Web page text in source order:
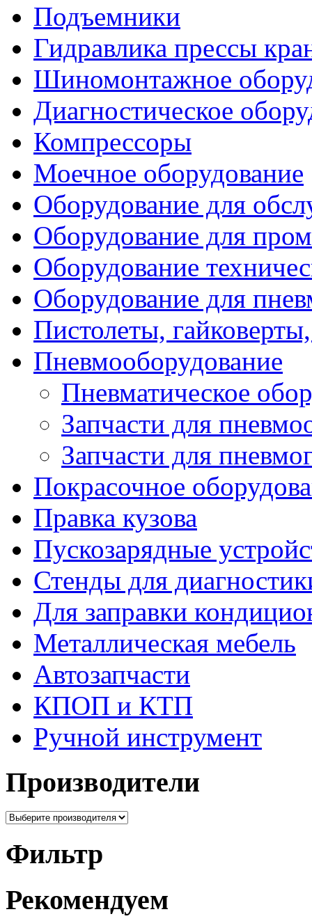
Подъемники
Гидравлика прессы
Шиномонтажное
Диагностическое
Компрессоры
Моечное оборудование
Оборудование для
Оборудование для
Оборудование
Оборудование для
Пистолеты,
Пневмооборудование
Пневматическое
Запчасти для
Запчасти для
Покрасочное
Правка кузова
Пускозарядные
Стенды для
Для заправки
Металлическая мебель
Автозапчасти
КПОП и КТП
Ручной инструмент
Производители
Фильтр
Рекомендуем